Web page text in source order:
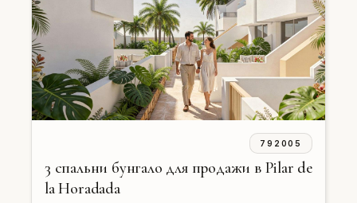
792005
3 спальни бунгало для продажи в Pilar de
la Horadada